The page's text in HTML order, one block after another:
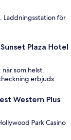
Laddningsstation för
Plaza Hotel
när som helst.
erbjuds.
Western Plus
Park Casino